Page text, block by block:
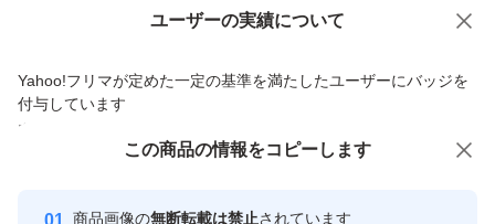
ご遠慮してください
■オークションで同時に2品以上落札された方は、事前に
お知らせください
（出荷前であれば、一括して送ることができるため、送料
ユーザーの実績について
Yahoo!フリマが定めた一定の基準を満たしたユーザーにバッジを
付与しています
安心取引出品者
Yahoo!オークションで出品した商品のため一部機能は利用できません
商品への質問からの値下げ交渉、不適切なカテゴリ変更依頼は禁止です
この商品の情報をコピーします
商品画像の無断転載は禁止されています
この商品をみている人にオススメ